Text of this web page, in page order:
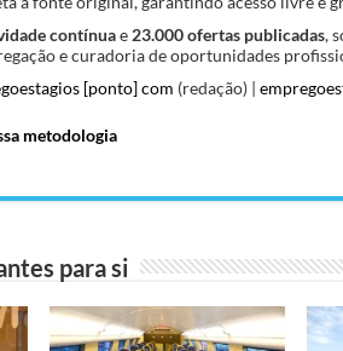
contínuae 23.000 ofertas publicadas,
e curadoria de oportunidades
[ponto] com (redação) |
metodologia
para si